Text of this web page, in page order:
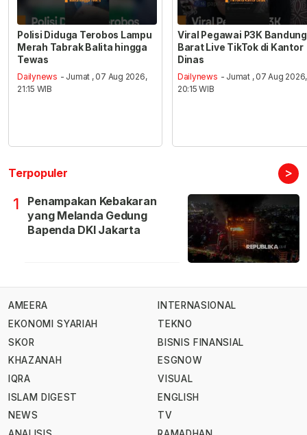
Polisi Diduga Terobos Lampu
Merah Tabrak Balita hingga
Tewas
Dailynews - Jumat , 07 Aug 2026,
21:15 WIB
Viral Pegawai P3K Bandung
Barat Live TikTok di Kantor
Dinas
Dailynews - Jumat , 07 Aug 2026,
20:15 WIB
Terpopuler >
1
Penampakan Kebakaran
yang Melanda Gedung
Bapenda DKI Jakarta
AMEERA
EKONOMI SYARIAH
SKOR
KHAZANAH
IQRA
ISLAM DIGEST
NEWS
INTERNASIONAL
TEKNO
BISNIS FINANSIAL
ESGNOW
VISUAL
ENGLISH
TV